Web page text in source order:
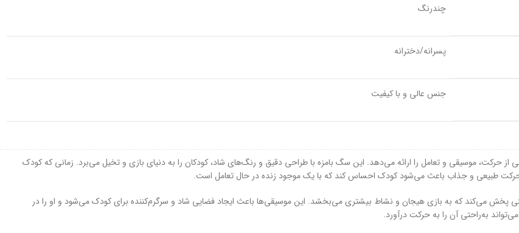
چندرنگ
پسرانه/دخترانه
جنس عالی و با کیفیت
حرکت، موسیقی و تعامل را ارائه می‌دهد. این سگ بامزه با طراحی دقیق و رنگ‌های شاد، کودکان را به دنیای بازی و تخیل می‌برد. زمانی که کودک
طبیعی و جذاب باعث می‌شود کودک احساس کند که با یک موجود زنده در حال تعامل است.
پخش می‌کند که به بازی هیجان و نشاط بیشتری می‌بخشد. این موسیقی‌ها باعث ایجاد فضایی شاد و سرگرم‌کننده برای کودک می‌شود و او را در
به‌راحتی آن را به حرکت درآورد.